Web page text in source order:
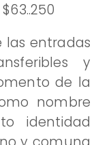
las entradas
y
de la
nombre
identidad